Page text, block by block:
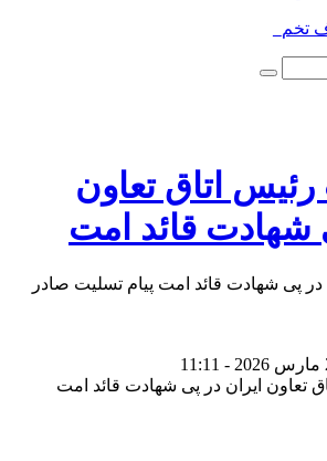
تخم‌مرغ _
رئیس اتاق تعاون
شهادت قائد امت
در پی شهادت قائد امت پیام تسلیت صادر